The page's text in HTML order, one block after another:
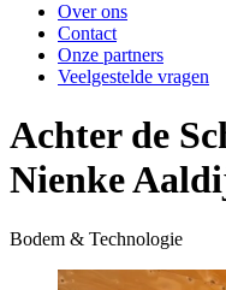
Over ons
Contact
Onze partners
Veelgestelde vragen
Achter de
Nienke
Bodem & Technologie